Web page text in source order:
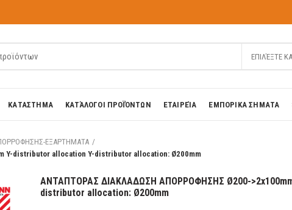
ΕΠΙΛΈΞΤΕ
ΚΑΤΑΣΤΗΜΑ ΚΑΤΆΛΟΓΟΙ ΠΡΟΪΌΝΤΩΝ ΕΤΑΙΡΕΊΑ ΕΜΠΟΡΙΚΑ ΣΗΜΑΤΑ
ΕΞΑΡΤΗΜΑΤΑ
distributor allocation Y-distributor allocation: Ø200mm
ΑΝΤΑΠΤΟΡΑΣ ΔΙΑΚΛΑΔΩΣΗ ΑΠΟΡΡΟΦΗΣΗΣ Ø200-
distributor allocation: Ø200mm